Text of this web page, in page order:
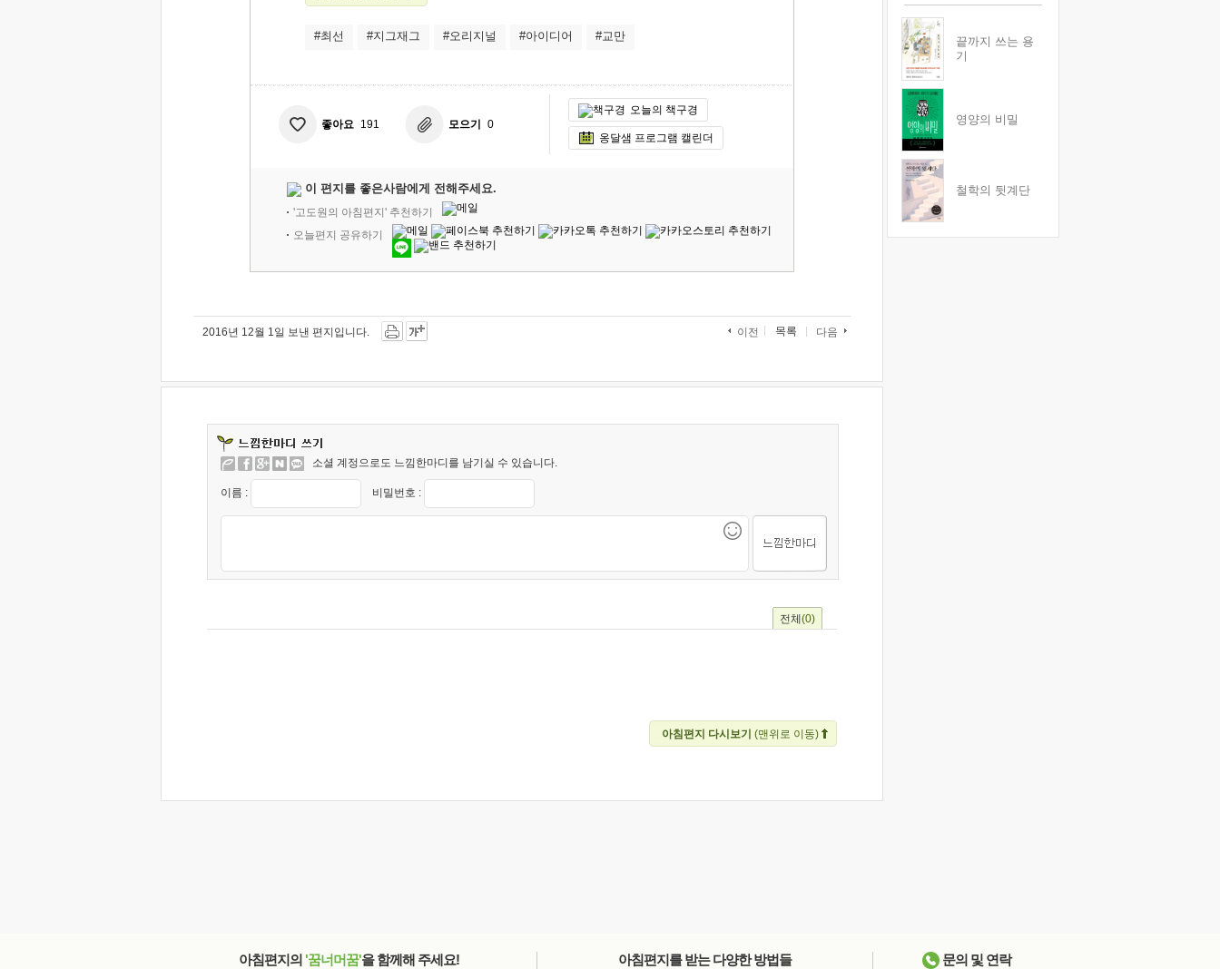
#최선 #지그재그 #오리지널 #아이디어 #교만
좋아요 191 모으기 0
오늘의 책구경
옹달샘 프로그램 캘린더
이 편지를 좋은사람에게 전해주세요.
'고도원의 아침편지' 추천하기
오늘편지 공유하기
2016년 12월 1일 보낸 편지입니다. 이전 목록 다음
소셜 계정으로도 느낌한마디를 남기실 수 있습니다.
이름 : 비밀번호 :
전체(0)
아침편지 다시보기 (맨위로 이동)
끝까지 쓰는 용
기
영양의 비밀
철학의 뒷계단
아침편지의 '꿈너머꿈'을 함께해 주세요! 아침편지를 받는 다양한 방법들 문의 및 연락